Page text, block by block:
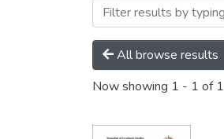
All browse results
Now showing 1 - 1 of 1